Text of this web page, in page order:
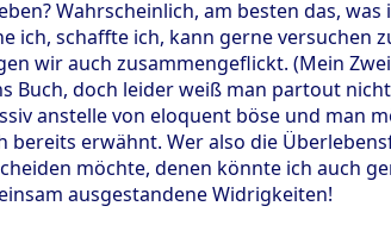
Wahrscheinlich, am besten das,
ich, schaffte ich, kann gerne
wir auch zusammengeflickt. (Mein
Buch, doch leider weiß man partout
anstelle von eloquent böse und man
bereits erwähnt. Wer also die
möchte, denen könnte ich auch
ausgestandene Widrigkeiten!